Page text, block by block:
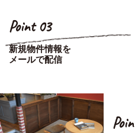
Point 03
新規物件情報を
メールで配信